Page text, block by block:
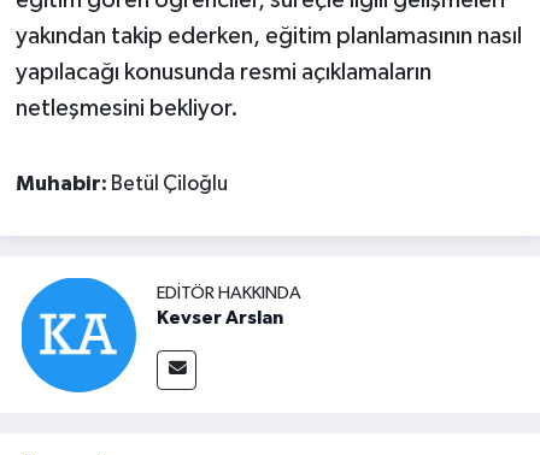
yakından takip ederken, eğitim planlamasının nasıl
yapılacağı konusunda resmi açıklamaların
netleşmesini bekliyor.
Muhabir: Betül Çiloğlu
EDITÖR HAKKINDA
Kevser Arslan